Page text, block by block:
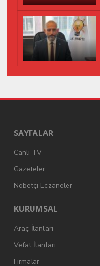
SAYFALAR
Canlı TV
Gazeteler
Nöbetçi Eczaneler
KURUMSAL
Araç İlanları
Vefat İlanları
Firmalar